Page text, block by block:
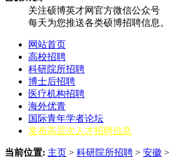
关注硕博英才网官方微信公众号
每天为您推送各类硕博招聘信息。
网站首页
高校招聘
科研院所招聘
博士后招聘
医疗机构招聘
海外优青
国际青年学者论坛
发布高层次人才招聘信息
当前位置: 主页 > 科研院所招聘 > ‌‌安徽 >